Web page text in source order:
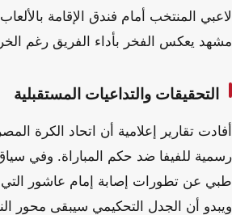
لاعبي المنتخب أمام فندق الإقامة
مشهد يعكس الفخر بأداء الفريق رغم
التحقيقات والتداعيات المستقبلية
أفادت تقارير إعلامية أن اتحاد الكرة
رسمية للفيفا ضد حكم المباراة. وفي
طبي عن تطورات إصابة إمام عاشور التي
ويبدو أن الجدل التحكيمي سيبقى محور